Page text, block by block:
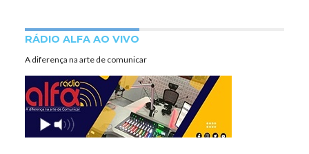
RÁDIO ALFA AO VIVO
A diferença na arte de comunicar